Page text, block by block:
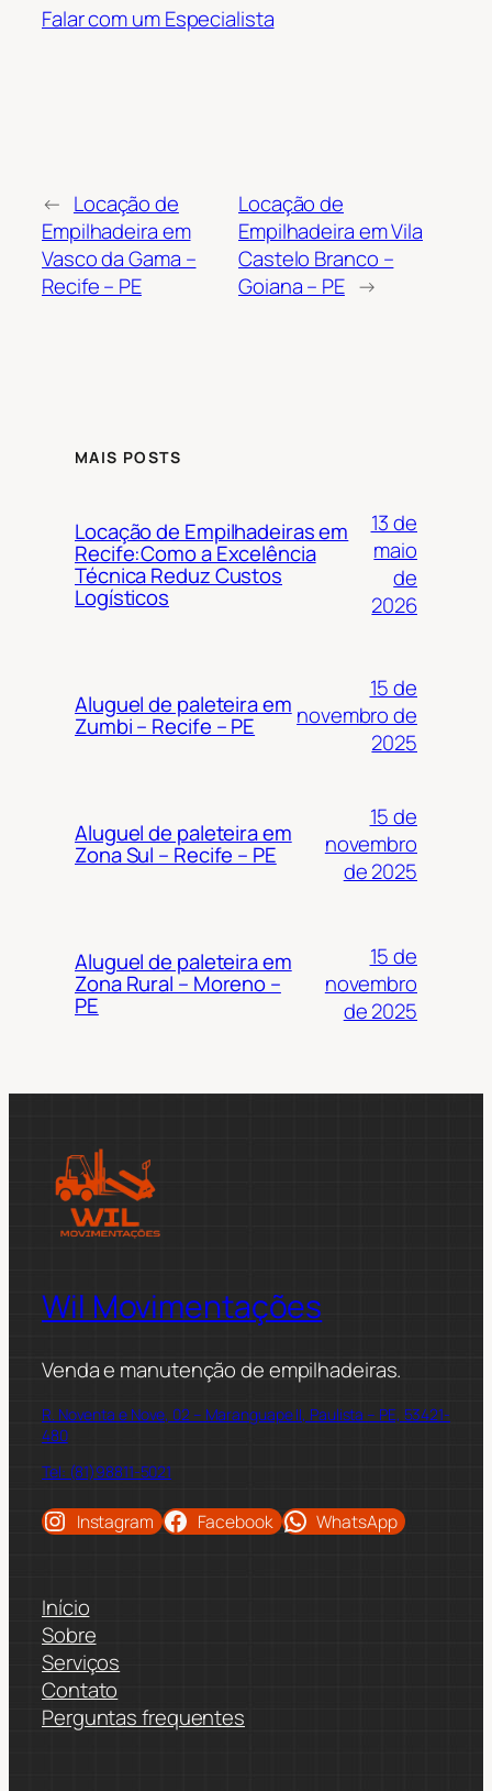
Falar com um Especialista
← Locação de
Empilhadeira em
Vasco da Gama –
Recife – PE
Locação de
Empilhadeira em Vila
Castelo Branco –
Goiana – PE →
MAIS POSTS
Locação de Empilhadeiras em
Recife:Como a Excelência
Técnica Reduz Custos
Logísticos
13 de
maio
de
2026
Aluguel de paleteira em
Zumbi – Recife – PE
15 de
novembro de
2025
Aluguel de paleteira em
Zona Sul – Recife – PE
15 de
novembro
de 2025
Aluguel de paleteira em
Zona Rural – Moreno –
PE
15 de
novembro
de 2025
Wil Movimentações
Venda e manutenção de empilhadeiras.
R. Noventa e Nove, 02 – Maranguape II, Paulista – PE, 53421-
480
Tel: (81)98811-5021
Instagram Facebook WhatsApp
Início
Sobre
Serviços
Contato
Perguntas frequentes